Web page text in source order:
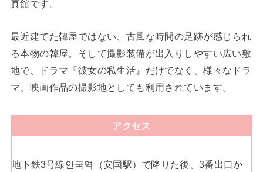
真館です。
最近建てた韓屋ではない、古風な時間の足跡が感じられ
る本物の韓屋。そして撮影装備が出入りしやすい広い敷
地で、ドラマ『彼女の私生活』だけでなく、様々なドラ
マ、映画作品の撮影地としても利用されています。
アクセス
地下鉄3号線안국역（安国駅）で降りた後、3番出口か